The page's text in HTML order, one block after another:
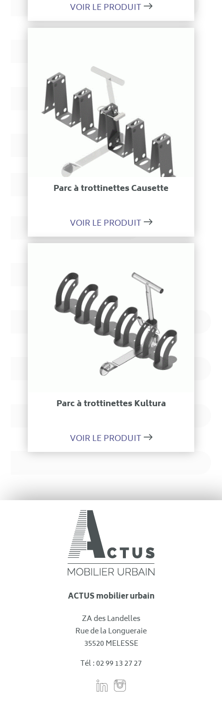
VOIR LE PRODUIT
Parc à trottinettes Causette
VOIR LE PRODUIT
Parc à trottinettes Kultura
VOIR LE PRODUIT
Ajouter à ma sélection
ACTUS mobilier urbain
ZA des Landelles
Rue de la Longueraie
35520 MELESSE
Tél : 02 99 13 27 27